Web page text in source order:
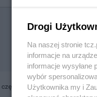
Drogi
Na naszej stronie
informacje na
informacje wysyłane
wybór
Użytkownika my i